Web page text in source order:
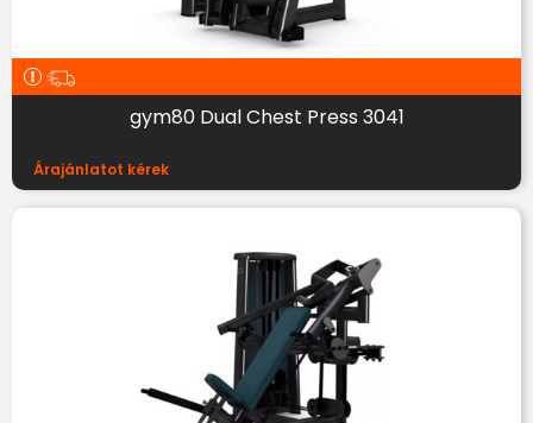
gym80 Dual Chest Press 3041
Árajánlatot kérek